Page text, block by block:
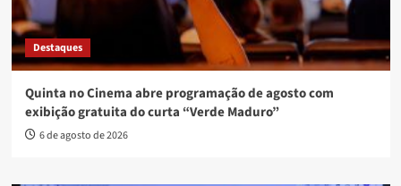
Destaques
Quinta no Cinema abre programação de agosto com
exibição gratuita do curta “Verde Maduro”
6 de agosto de 2026